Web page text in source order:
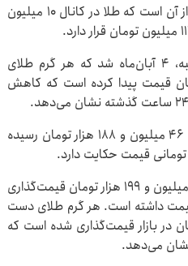
بررسی روند بازار طلا و سکه حاکی از آن است که طلا در کانال ۱۰ میلیون
بازار طلا در حالی وارد روز یک‌شنبه، ۴ آبان‌ماه شد که هر گرم طلای
و ۶۹۴ هزار تومان قیمت پیدا کرده است که کاهش
هر مثقال طلای ۱۸ عیار هم به نرخ ۴۶ میلیون و ۱۸۸ هزار تومان رسیده
هر گرم طلای ۲۴ عیار در حدود ۱۴ میلیون و ۱۹۹ هزار تومان قیمت‌گذاری
قیمت داشته است. هر گرم طلای دست
و ۵۰۷ هزار تومان در بازار قیمت‌گذاری شده است که